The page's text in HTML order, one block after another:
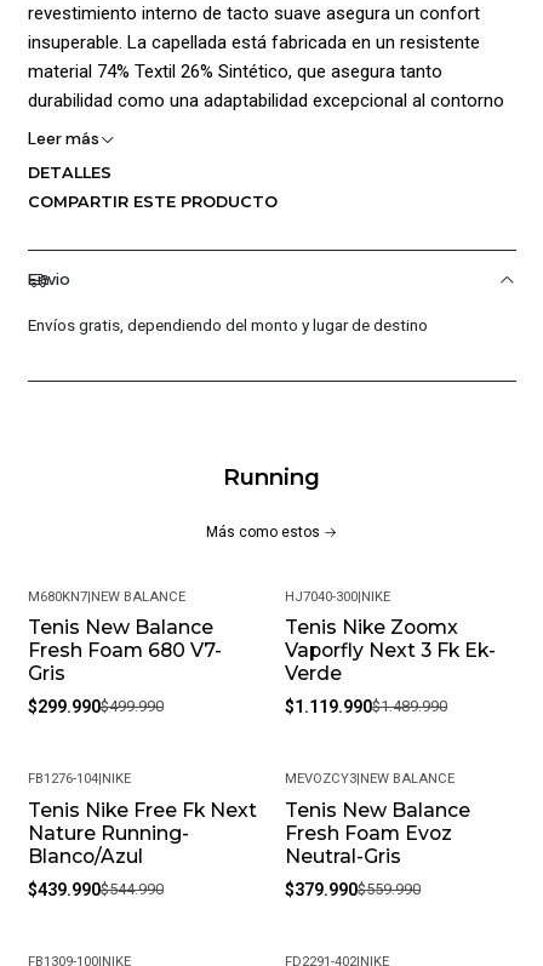
revestimiento interno de tacto suave asegura un confort
insuperable. La capellada está fabricada en un resistente
material 74% Textil 26% Sintético, que asegura tanto
durabilidad como una adaptabilidad excepcional al contorno
del pie. Incorpora ¡cierre en cordones!para ajuste
incorpora un diseño grabado de tracción que asegura un
sólido agarre en diversas superficies, brindando una sujeción
Textil 26% Sintético, Suela: 80% Caucho 20% Plastico, Forro:
Leer más
DETALLES
COMPARTIR ESTE PRODUCTO
Envio
Envíos gratis, dependiendo del monto y lugar de destino
Running
Más como estos
-40%
M680KN7|NEW BALANCE
Tenis New Balance
Fresh Foam 680 V7-
Gris
$299.990$499.990
-25%
HJ7040-300|NIKE
Tenis Nike Zoomx
Vaporfly Next 3 Fk Ek-
Verde
$1.119.990$1.489.990
-19%
FB1276-104| NIKE
Tenis Nike Free Fk Next
Nature Running-
Blanco/Azul
$439.990$544.990
-32%
MEVOZCY3 NEW BALANCE
Tenis New Balance
Fresh Foam Evoz
Neutral-Gris
$379.990$559.990
FB1309-100| NIKE FD2291-402| NIKE